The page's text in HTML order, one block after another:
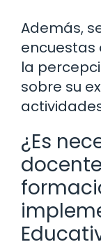
Además,
encuestas
la
sobre su
¿Es